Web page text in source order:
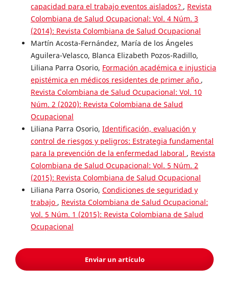
capacidad para el trabajo eventos aislados? , Revista
Colombiana de Salud Ocupacional: Vol. 4 Núm. 3
(2014): Revista Colombiana de Salud Ocupacional
Martín Acosta-Fernández, María de los Ángeles
Aguilera-Velasco, Blanca Elizabeth Pozos-Radillo,
Liliana Parra Osorio, Formación académica e injusticia
epistémica en médicos residentes de primer año ,
Revista Colombiana de Salud Ocupacional: Vol. 10
Núm. 2 (2020): Revista Colombiana de Salud
Ocupacional
Liliana Parra Osorio, Identificación, evaluación y
control de riesgos y peligros: Estrategia fundamental
para la prevención de la enfermedad laboral , Revista
Colombiana de Salud Ocupacional: Vol. 5 Núm. 2
(2015): Revista Colombiana de Salud Ocupacional
Liliana Parra Osorio, Condiciones de seguridad y
trabajo , Revista Colombiana de Salud Ocupacional:
Vol. 5 Núm. 1 (2015): Revista Colombiana de Salud
Ocupacional
Enviar un artículo